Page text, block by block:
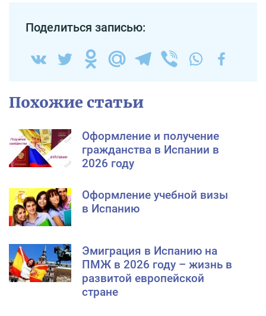
Поделиться записью:
Похожие статьи
Оформление и получение
гражданства в Испании в
2026 году
Оформление учебной визы
в Испанию
Эмиграция в Испанию на
ПМЖ в 2026 году – жизнь в
развитой европейской
стране